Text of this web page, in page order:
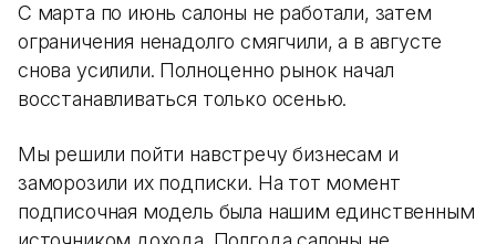
С марта по июнь салоны не работали, затем
ограничения ненадолго смягчили, а в августе
снова усилили. Полноценно рынок начал
восстанавливаться только осенью.
Мы решили пойти навстречу бизнесам и
заморозили их подписки. На тот момент
подписочная модель была нашим единственным